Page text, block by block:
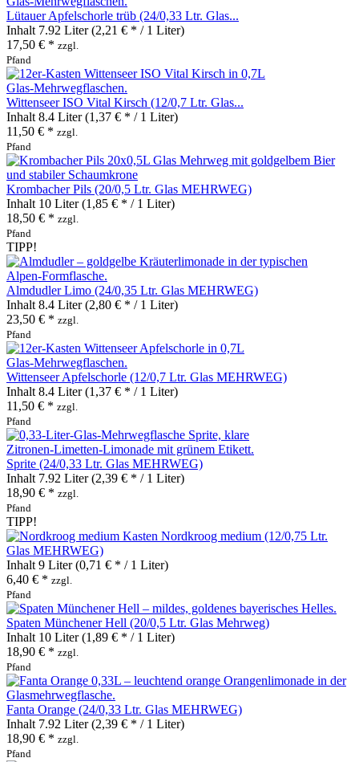
Lütauer Apfelschorle trüb (24/0,33 Ltr. Glas...
Inhalt 7.92 Liter(2,21 € * / 1 Liter)
17,50 € * zzgl.
Pfand
Wittenseer ISO Vital Kirsch (12/0,7 Ltr. Glas...
Inhalt 8.4 Liter(1,37 € * / 1 Liter)
11,50 € * zzgl.
Pfand
Krombacher Pils (20/0,5 Ltr. Glas MEHRWEG)
Inhalt 10 Liter(1,85 € * / 1 Liter)
18,50 € * zzgl.
Pfand
TIPP!
Almdudler Limo (24/0,35 Ltr. Glas MEHRWEG)
Inhalt 8.4 Liter(2,80 € * / 1 Liter)
23,50 € * zzgl.
Pfand
Wittenseer Apfelschorle (12/0,7 Ltr. Glas MEHRWEG)
Inhalt 8.4 Liter(1,37 € * / 1 Liter)
11,50 € * zzgl.
Pfand
Sprite (24/0,33 Ltr. Glas MEHRWEG)
Inhalt 7.92 Liter(2,39 € * / 1 Liter)
18,90 € * zzgl.
Pfand
TIPP!
Nordkroog medium (12/0,75 Ltr.
Glas MEHRWEG)
Inhalt 9 Liter(0,71 € * / 1 Liter)
6,40 € * zzgl.
Pfand
Spaten Münchener Hell (20/0,5 Ltr. Glas Mehrweg)
Inhalt 10 Liter(1,89 € * / 1 Liter)
18,90 € * zzgl.
Pfand
Fanta Orange (24/0,33 Ltr. Glas MEHRWEG)
Inhalt 7.92 Liter(2,39 € * / 1 Liter)
18,90 € * zzgl.
Pfand